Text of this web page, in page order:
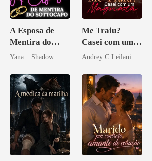
A Esposa de
Mentira do
Sottocapo
Yana _ Shadow
Me Traiu?
Casei com um
Magnata
Audrey C Leilani